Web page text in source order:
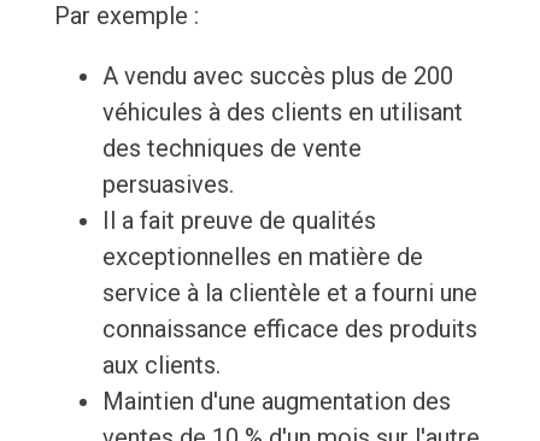
Par exemple :
A vendu avec succès plus de 200
véhicules à des clients en utilisant
des techniques de vente
persuasives.
Il a fait preuve de qualités
exceptionnelles en matière de
service à la clientèle et a fourni une
connaissance efficace des produits
aux clients.
Maintien d'une augmentation des